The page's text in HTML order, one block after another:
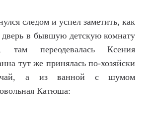
следом и успел заметить, как
дверь в бывшую детскую комнату
переодевалась Ксения
тут же принялась по-хозяйски
чай, а из ванной с шумом
Катюша: